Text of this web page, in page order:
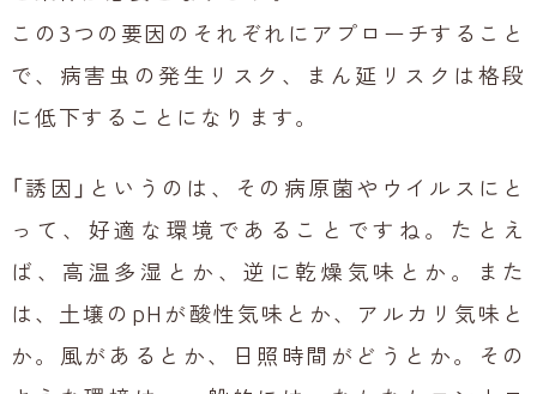
この3つの要因のそれぞれにアプローチすること
で、病害虫の発生リスク、まん延リスクは格段
に低下することになります。
「誘因」というのは、その病原菌やウイルスにと
って、好適な環境であることですね。たとえ
ば、高温多湿とか、逆に乾燥気味とか。また
は、土壌のpHが酸性気味とか、アルカリ気味と
か。風があるとか、日照時間がどうとか。その